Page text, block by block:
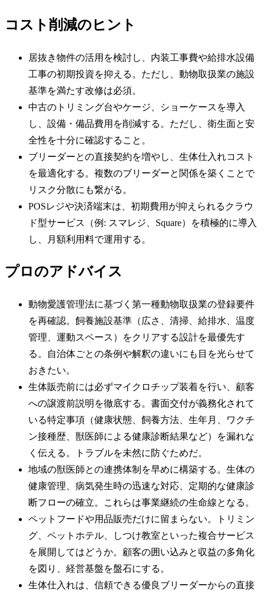
コスト削減のヒント
居抜き物件の活用を検討し、内装工事費や給排水設備
工事の初期投資を抑える。ただし、動物取扱業の施設
基準を満たす改修は必須。
中古のトリミング台やケージ、ショーケースを導入
し、設備・備品費用を削減する。ただし、衛生面と安
全性を十分に確認すること。
ブリーダーとの直接契約を増やし、生体仕入れコスト
を最適化する。複数のブリーダーと関係を築くことで
リスク分散にも繋がる。
POSレジや決済端末は、初期費用が抑えられるクラウ
ド型サービス（例: スマレジ、Square）を積極的に導入
し、月額利用料で運用する。
プロのアドバイス
動物愛護管理法に基づく第一種動物取扱業の登録要件
を再確認。飼養施設基準（広さ、清掃、給排水、温度
管理、運動スペース）をクリアする設計を最優先す
る。自治体ごとの条例や解釈の違いにも目を光らせて
おきたい。
生体販売前には必ずマイクロチップ装着を行い、顧客
への譲渡前説明を徹底する。書面交付が義務化されて
いる特定事項（健康状態、飼養方法、生年月、ワクチ
ン接種歴、獣医師による健康診断結果など）を漏れな
く伝える。トラブルを未然に防ぐためだ。
地域の獣医師との連携体制を早めに構築する。生体の
健康管理、病気発生時の迅速な対応、定期的な健康診
断フローの確立。これらは事業継続の生命線となる。
ペットフードや用品販売だけに留まらない。トリミン
グ、ペットホテル、しつけ教室といった複合サービス
を展開してはどうか。顧客の囲い込みと収益の多角化
を図り、経営基盤を盤石にする。
生体仕入れは、信頼できる優良ブリーダーからの直接